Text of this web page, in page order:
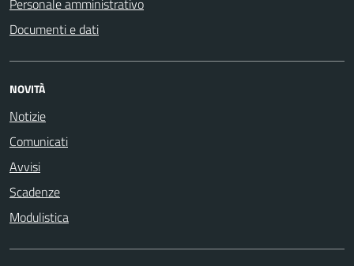
Personale amministrativo
Documenti e dati
NOVITÀ
Notizie
Comunicati
Avvisi
Scadenze
Modulistica